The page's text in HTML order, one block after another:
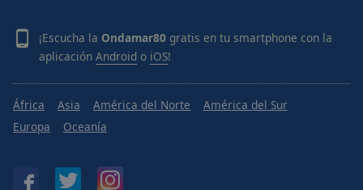
¡Escucha la Ondamar80 gratis en tu smartphone con la
aplicación Android o iOS!
África Asia América del Norte
América del Sur
Europa
Oceanía